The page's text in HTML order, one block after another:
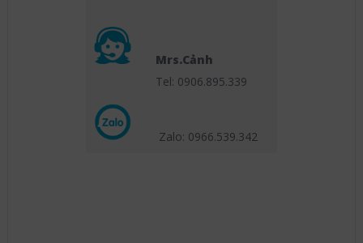
Mrs.Cảnh
Tel: 0906.895.339
Zalo: 0966.539.342